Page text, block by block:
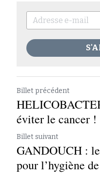
Billet précédent
éviter le cancer !
Billet suivant
GANDOUCH :
pour l’hygiène